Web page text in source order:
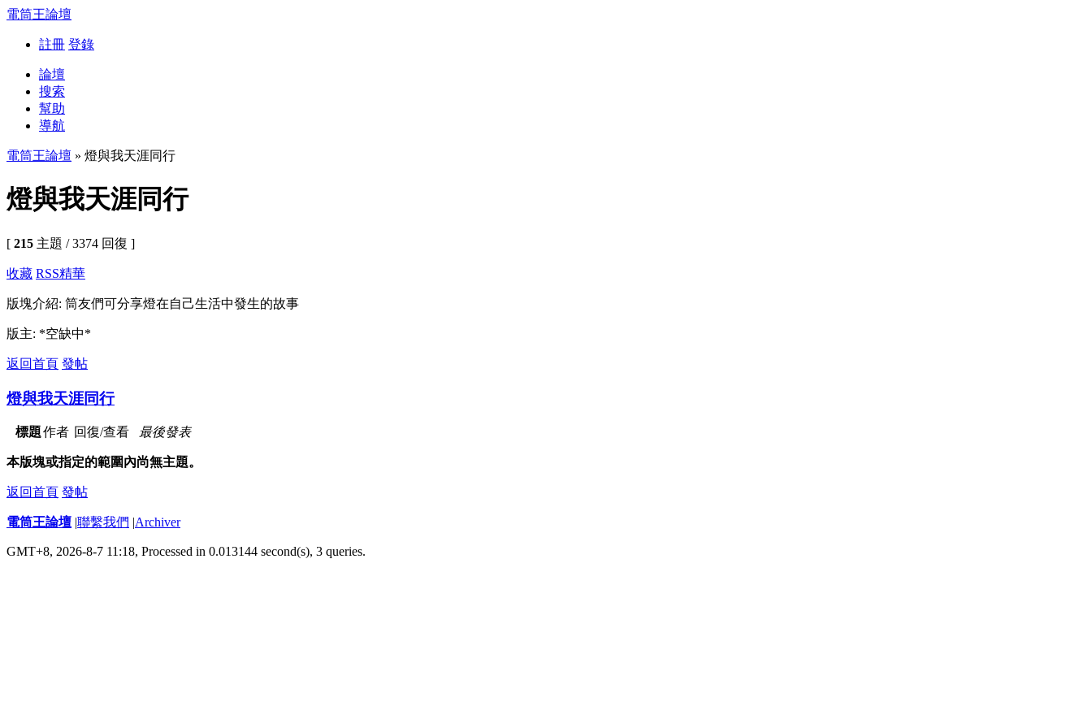
電筒王論壇
註冊 登錄
論壇
搜索
幫助
導航
電筒王論壇 » 燈與我天涯同行
燈與我天涯同行
[ 215 主題 / 3374 回復 ]
收藏 RSS精華
版塊介紹: 筒友們可分享燈在自己生活中發生的故事
版主: *空缺中*
返回首頁 發帖
燈與我天涯同行
標題作者 回復/查看 最後發表
本版塊或指定的範圍內尚無主題。
返回首頁 發帖
電筒王論壇 |聯繫我們 |Archiver
GMT+8, 2026-8-7 11:18, Processed in 0.013144 second(s), 3 queries.